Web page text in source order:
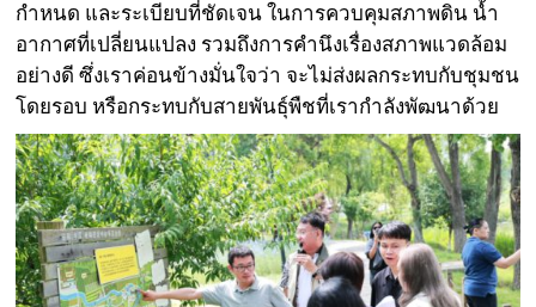
กำหนด และระเบียบที่ชัดเจน ในการควบคุมสภาพดิน น้ำ
อากาศที่เปลี่ยนแปลง รวมถึงการคำนึงเรื่องสภาพแวดล้อม
อย่างดี ซึ่งเราค่อนข้างมั่นใจว่า จะไม่ส่งผลกระทบกับชุมชน
โดยรอบ หรือกระทบกับสายพันธุ์พืชที่เรากำลังพัฒนาด้วย